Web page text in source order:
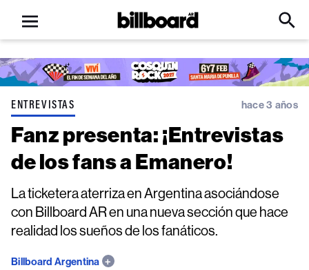
Open
menu
Billboard
Click
Input
ENTREVISTAS hace 3 años
Fanz presenta: ¡Entrevistas
de los fans a Emanero!
La ticketera aterriza en Argentina asociándose
con Billboard AR en una nueva sección que hace
realidad los sueños de los fanáticos.
Billboard Argentina